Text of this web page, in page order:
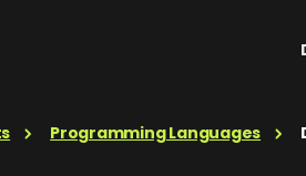
Programming Languages